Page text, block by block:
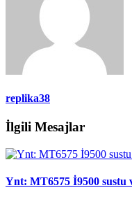
replika38
İlgili Mesajlar
Ynt: MT6575 İ9500 sustu